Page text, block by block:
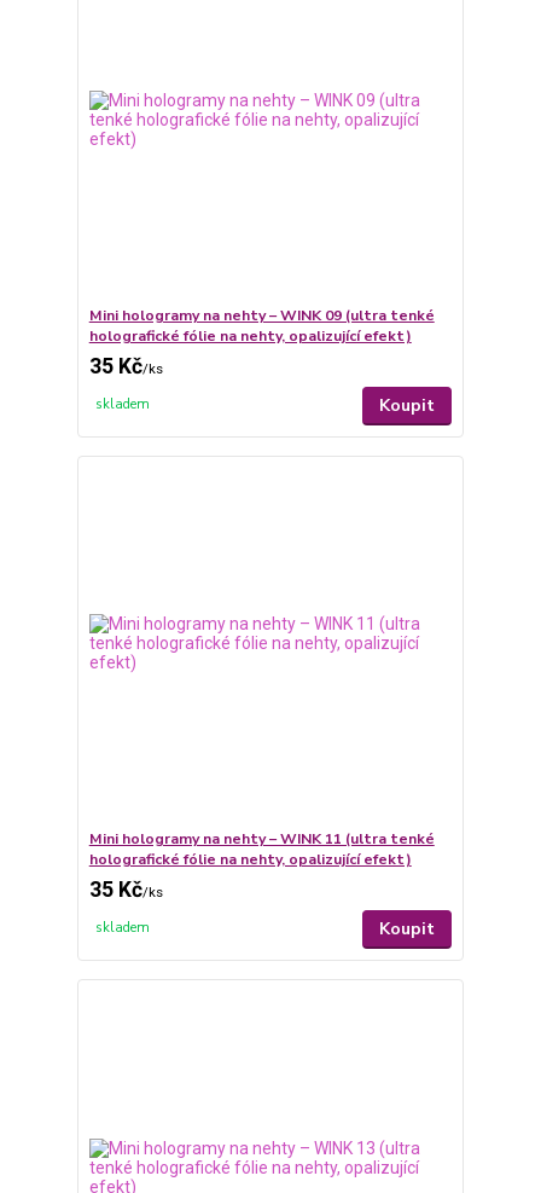
Mini hologramy na nehty – WINK 09 (ultra tenké
holografické fólie na nehty, opalizující efekt)
35 Kč/ks
skladem Koupit
Mini hologramy na nehty – WINK 11 (ultra tenké
holografické fólie na nehty, opalizující efekt)
35 Kč/ks
skladem Koupit